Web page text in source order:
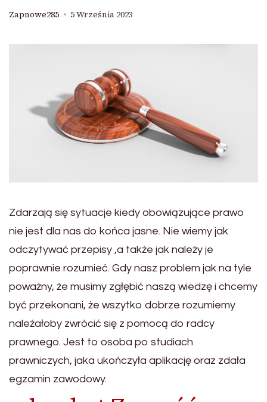
Zapnowe285 5 Września 2023
Zdarzają się sytuacje kiedy obowiązujące prawo
nie jest dla nas do końca jasne. Nie wiemy jak
odczytywać przepisy ,a także jak należy je
poprawnie rozumieć. Gdy nasz problem jak na tyle
poważny, że musimy zgłębić naszą wiedzę i chcemy
być przekonani, że wszytko dobrze rozumiemy
należałoby zwrócić się z pomocą do radcy
prawnego. Jest to osoba po studiach
prawniczych, jaka ukończyła aplikację oraz zdała
egzamin zawodowy.